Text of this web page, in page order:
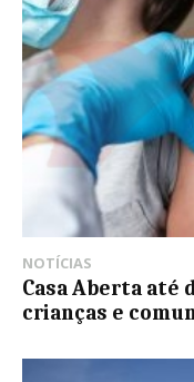
NOTÍCIAS
Casa Aberta até
crianças e